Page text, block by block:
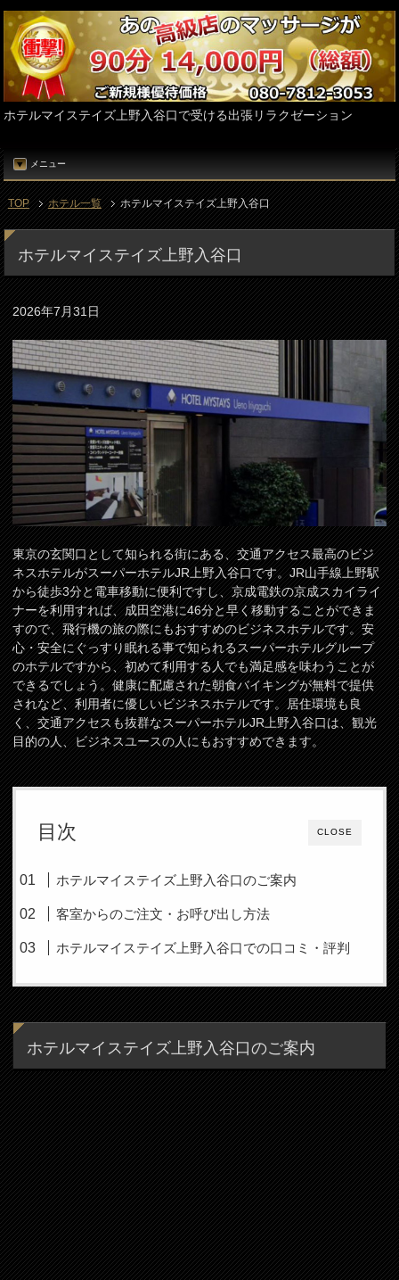
ホテルマイステイズ上野入谷口で受ける出張リラクゼーション
メニュー
TOP ホテル一覧 ホテルマイステイズ上野入谷口
ホテルマイステイズ上野入谷口
2026年7月31日
東京の玄関口として知られる街にある、交通アクセス最高のビジ
ネスホテルがスーパーホテルJR上野入谷口です。JR山手線上野駅
から徒歩3分と電車移動に便利ですし、京成電鉄の京成スカイライ
ナーを利用すれば、成田空港に46分と早く移動することができま
すので、飛行機の旅の際にもおすすめのビジネスホテルです。安
心・安全にぐっすり眠れる事で知られるスーパーホテルグループ
のホテルですから、初めて利用する人でも満足感を味わうことが
できるでしょう。健康に配慮された朝食バイキングが無料で提供
されなど、利用者に優しいビジネスホテルです。居住環境も良
く、交通アクセスも抜群なスーパーホテルJR上野入谷口は、観光
目的の人、ビジネスユースの人にもおすすめできます。
CLOSE
目次
ホテルマイステイズ上野入谷口のご案内
客室からのご注文・お呼び出し方法
ホテルマイステイズ上野入谷口での口コミ・評判
ホテルマイステイズ上野入谷口のご案内